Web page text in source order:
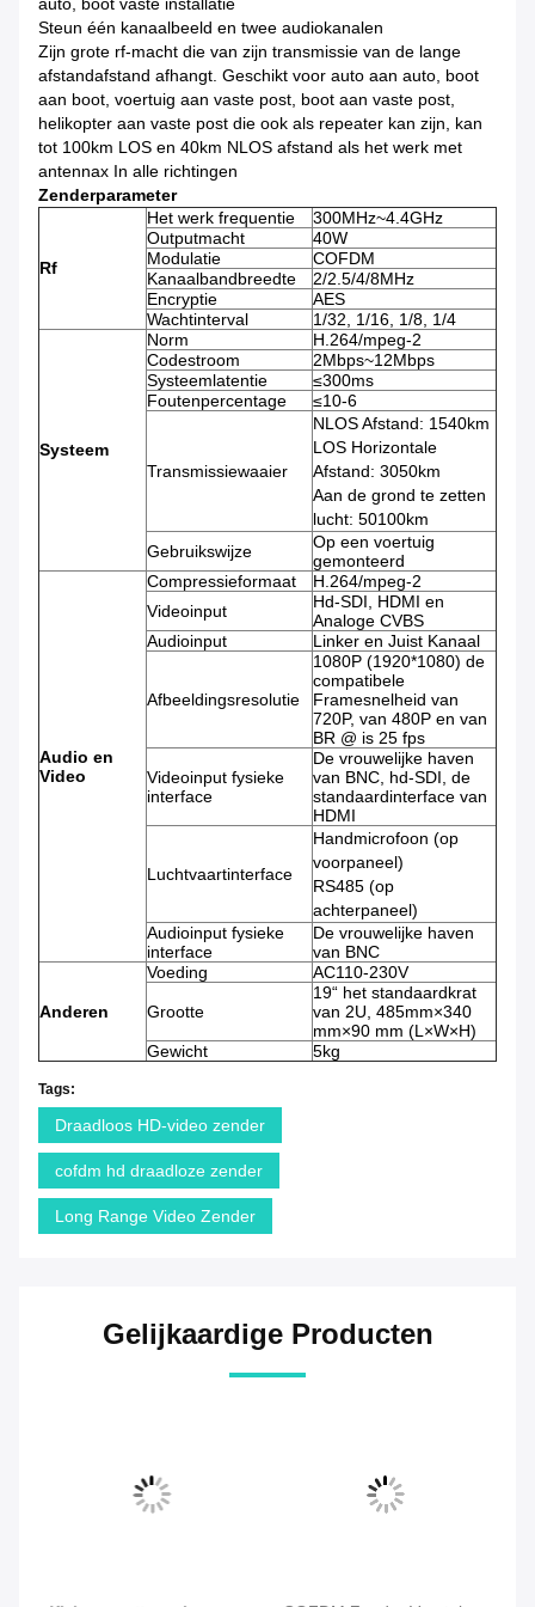
auto, boot vaste installatie
Steun één kanaalbeeld en twee audiokanalen
Zijn grote rf-macht die van zijn transmissie van de lange
afstandafstand afhangt. Geschikt voor auto aan auto, boot
aan boot, voertuig aan vaste post, boot aan vaste post,
helikopter aan vaste post die ook als repeater kan zijn, kan
tot 100km LOS en 40km NLOS afstand als het werk met
antennax In alle richtingen
Zenderparameter
Rf
Het werk frequentie
300MHz~4.4GHz
Outputmacht
40W
Modulatie
COFDM
Kanaalbandbreedte
2/2.5/4/8MHz
Encryptie
AES
Wachtinterval
1/32, 1/16, 1/8, 1/4
Systeem
Norm
H.264/mpeg-2
Codestroom
2Mbps~12Mbps
Systeemlatentie
≤300ms
Foutenpercentage
≤10-6
Transmissiewaaier
NLOS Afstand: 1540km
LOS Horizontale
Afstand: 3050km
Aan de grond te zetten
lucht: 50100km
Gebruikswijze
Op een voertuig
gemonteerd
Audio en
Video
Compressieformaat
H.264/mpeg-2
Videoinput
Hd-SDI, HDMI en
Analoge CVBS
Audioinput
Linker en Juist Kanaal
Afbeeldingsresolutie
1080P (1920*1080) de
compatibele
Framesnelheid van
720P, van 480P en van
BR @ is 25 fps
Videoinput fysieke
interface
De vrouwelijke haven
van BNC, hd-SDI, de
standaardinterface van
HDMI
Luchtvaartinterface
Handmicrofoon (op
voorpaneel)
RS485 (op
achterpaneel)
Audioinput fysieke
interface
De vrouwelijke haven
van BNC
Anderen
Voeding AC110-230V
Grootte
19“ het standaardkrat
van 2U, 485mm×340
mm×90 mm (L×W×H)
Gewicht
5kg
Tags:
Draadloos HD-video zender
cofdm hd draadloze zender
Long Range Video Zender
Gelijkaardige Producten